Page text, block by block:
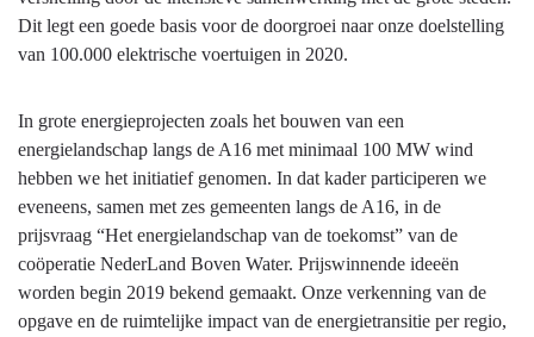
Dit legt een goede basis voor de doorgroei naar onze doelstelling
van 100.000 elektrische voertuigen in 2020.
In grote energieprojecten zoals het bouwen van een
energielandschap langs de A16 met minimaal 100 MW wind
hebben we het initiatief genomen. In dat kader participeren we
eveneens, samen met zes gemeenten langs de A16, in de
prijsvraag “Het energielandschap van de toekomst” van de
coöperatie NederLand Boven Water. Prijswinnende ideeën
worden begin 2019 bekend gemaakt. Onze verkenning van de
opgave en de ruimtelijke impact van de energietransitie per regio,